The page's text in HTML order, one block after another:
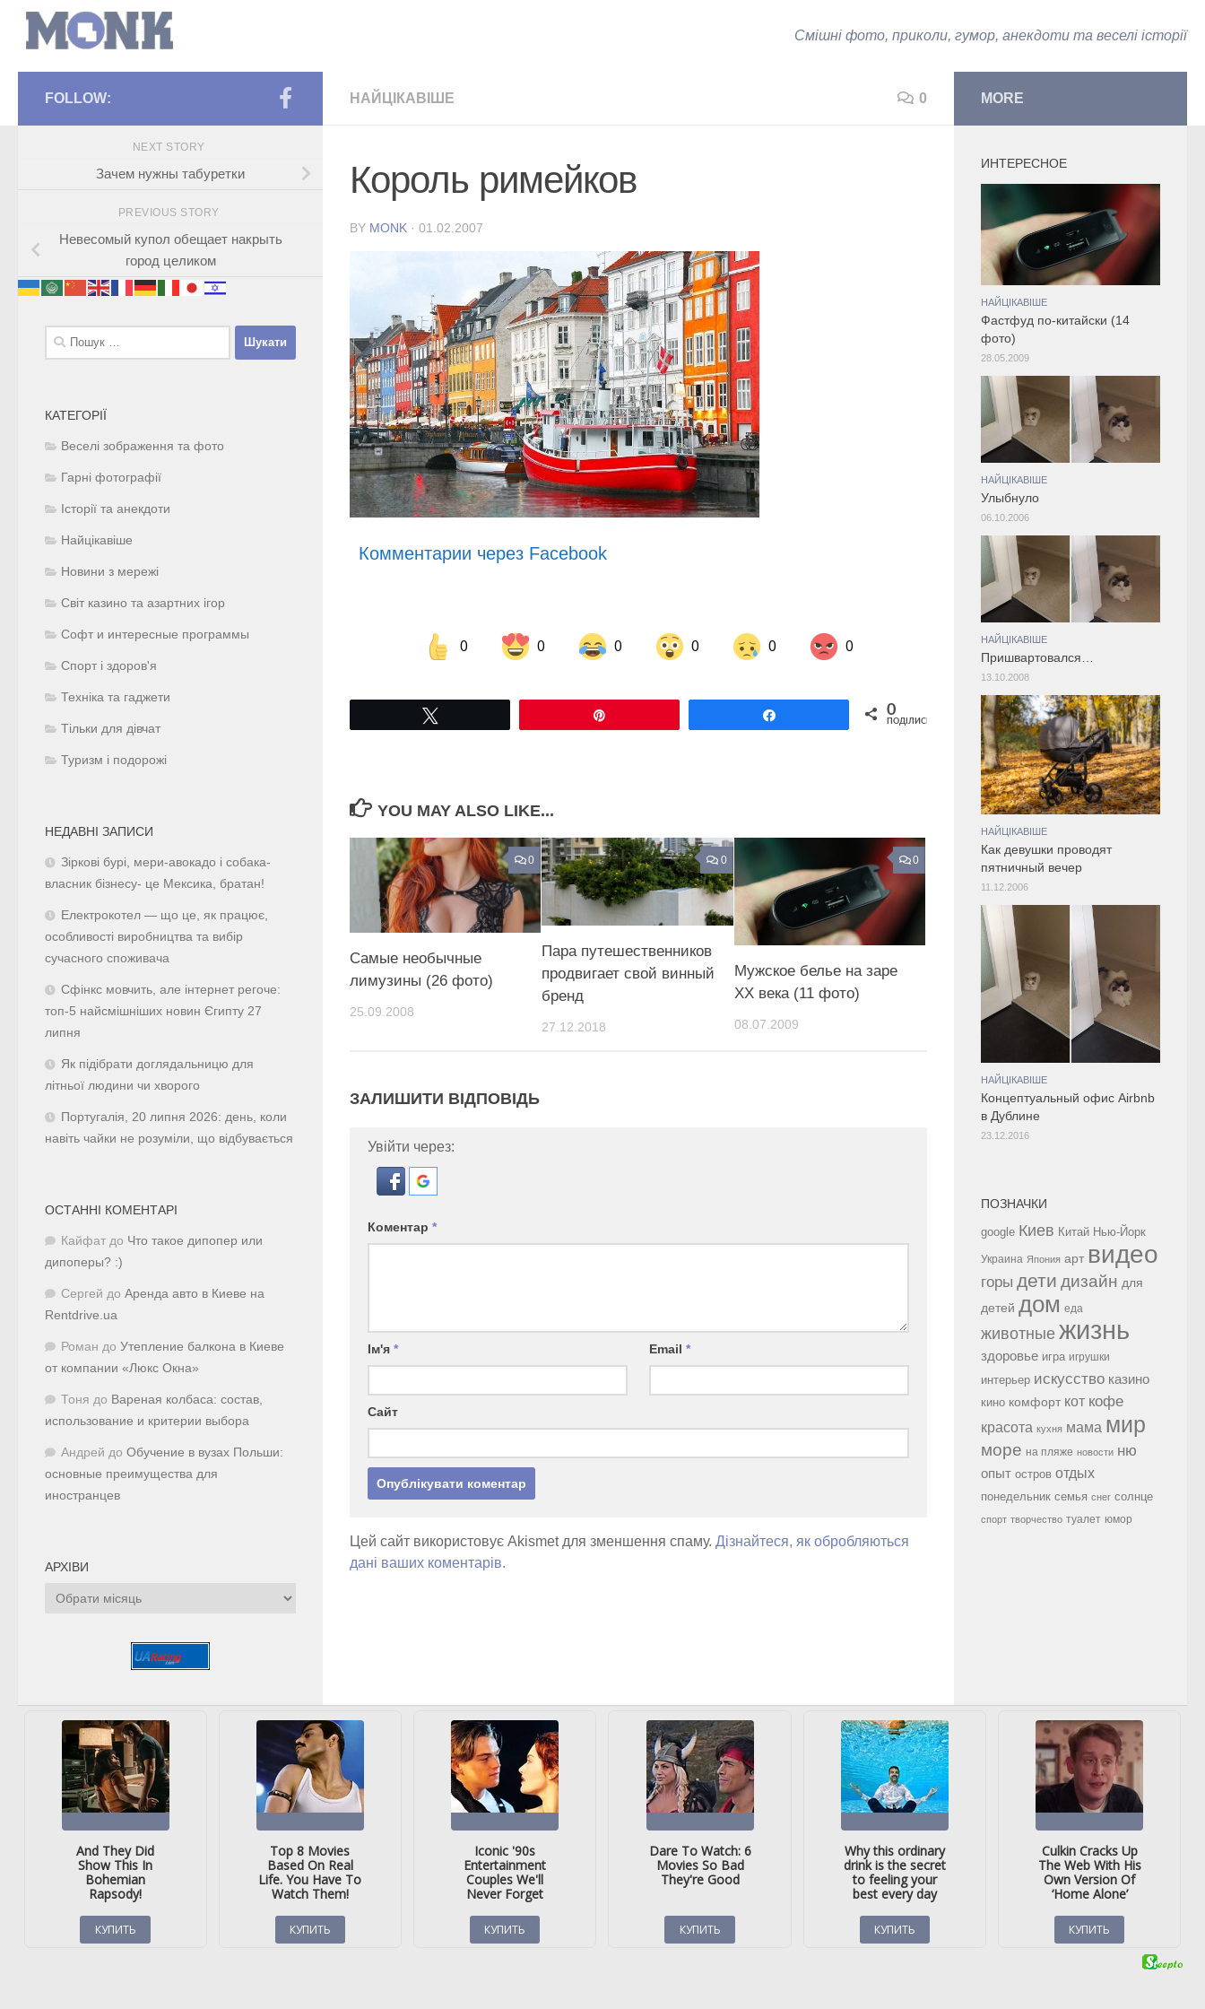
Смішні фото, приколи, гумор, анекдоти та веселі історії
НАЙЦІКАВІШЕ 0
Король римейков
BY MONK · 01.02.2007
Комментарии через Facebook
0 0 0 0 0 0
Share on Facebook Share on LinkedIn Share on Twitter 0
ПОДІЛИСЬ
YOU MAY ALSO LIKE...
0
Самые необычные
лимузины (26 фото)
25.09.2008
0
Пара путешественников
продвигает свой винный
бренд
27.12.2018
0
Мужское белье на заре
XX века (11 фото)
08.07.2009
ЗАЛИШИТИ ВІДПОВІДЬ
Увійти через:
Коментар *
Ім'я * Email*
Сайт
Цей сайт використовує Akismet для зменшення спаму. Дізнайтеся, як обробляються
дані ваших коментарів.
FOLLOW:
NEXT STORY
Зачем нужны табуретки
PREVIOUS STORY
Невесомый купол обещает накрыть
город целиком
Пошук:
КАТЕГОРІЇ
Веселі зображення та фото
Гарні фотографії
Історії та анекдоти
Найцікавіше
Новини з мережі
Світ казино та азартних ігор
Софт и интересные программы
Спорт і здоров'я
Техніка та гаджети
Тільки для дівчат
Туризм і подорожі
НЕДАВНІ ЗАПИСИ
Зіркові бурі, мери-авокадо і собака-
власник бізнесу- це Мексика, братан!
Електрокотел — що це, як працює,
особливості виробництва та вибір
сучасного споживача
Сфінкс мовчить, але інтернет регоче:
топ-5 найсмішніших новин Єгипту 27
липня
Як підібрати доглядальницю для
літньої людини чи хворого
Португалія, 20 липня 2026: день, коли
навіть чайки не розуміли, що відбувається
ОСТАННІ КОМЕНТАРІ
Кайфат до Что такое дипопер или
дипоперы? :)
Сергей до Аренда авто в Киеве на
Rentdrive.ua
Роман до Утепление балкона в Киеве
от компании «Люкс Окна»
Тоня до Вареная колбаса: состав,
использование и критерии выбора
Андрей до Обучение в вузах Польши:
основные преимущества для
иностранцев
АРХІВИ
Архіви
MORE
ИНТЕРЕСНОЕ
НАЙЦІКАВІШЕ
Фастфуд по-китайски (14
фото)
28.05.2009
НАЙЦІКАВІШЕ
Улыбнуло
06.10.2006
НАЙЦІКАВІШЕ
Пришвартовался…
13.10.2008
НАЙЦІКАВІШЕ
Как девушки проводят
пятничный вечер
11.12.2006
НАЙЦІКАВІШЕ
Концептуальный офис Airbnb
в Дублине
23.12.2016
ПОЗНАЧКИ
google Киев Китай Нью-Йорк
Украина Япония арт видео
горы дети дизайн для
детей дом еда
животные жизнь
здоровье игра игрушки
интерьер искусство казино
кино комфорт кот кофе
красота кухня мама мир
море на пляже новости ню
опыт остров отдых
понедельник семья снег солнце
спорт творчество туалет юмор